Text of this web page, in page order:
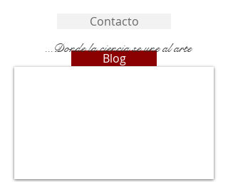
Contacto
Blog
...Donde la ciencia se une al arte